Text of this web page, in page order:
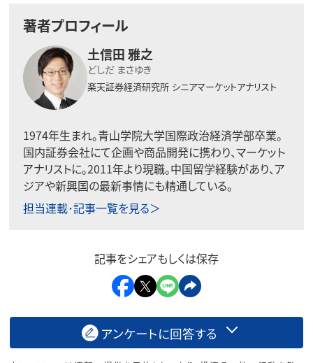
著者プロフィール
土信田 雅之
どしだ まさゆき
楽天証券経済研究所 シニアマーケットアナリスト
1974年生まれ。青山学院大学国際政治経済学部卒業。
国内証券会社にて企画や商品開発に携わり、マーケット
アナリストに。2011年より現職。中国留学経験があり、ア
ジアや新興国の最新事情にも精通している。
担当連載･記事一覧を見る＞
記事をシェアもしくは保存
アンケートに回答する